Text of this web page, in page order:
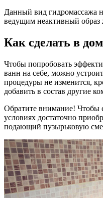
Данный вид гидромассажа
ведущим неактивный образ
Как сделать в
Чтобы попробовать
ванн на себе, можно
процедуры не изменится,
добавить в состав другие
Обратите внимание! Чтобы
условиях достаточно
подающий пузырьковую